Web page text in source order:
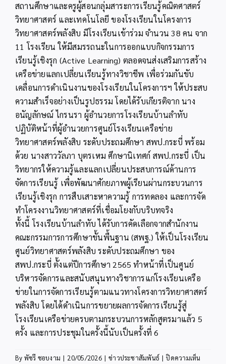
สถานศึกษาและครูผู้สอนกลุ่มสาระการเรียนรู้คณิตศาสตร์
วิทยาศาสตร์ และเทคโนโลยี ของโรงเรียนในโครงการ
วิทยาศาสตร์พลังสิบ มีโรงเรียนเข้าร่วม จำนวน 38 คน จาก
11 โรงเรียน ให้มีสมรรถนะในการออกแบบกิจกรรมการ
เรียนรู้เชิงรุก (Active Learning) ตลอดจนส่งเสริมการสร้าง
เครือข่ายแลกเปลี่ยนเรียนรู้ทางวิชาชีพ เพื่อร่วมกันขับ
เคลื่อนการดำเนินงานของโรงเรียนในโครงการฯ ให้ประสบ
ความสำเร็จอย่างเป็นรูปธรรม โดยได้รับเกียรติจาก นาง
อนัญลักษณ์ ไกรนรา ผู้อำนวยการโรงเรียนบ้านลำทับ
ปฏิบัติหน้าที่ผู้อำนวยการศูนย์โรงเรียนเครือข่าย
วิทยาศาสตร์พลังสิบ ระดับประถมศึกษา สพป.กระบี่ พร้อม
ด้วย นางสาววัลภา บุตรเหม ศึกษานิเทศก์ สพป.กระบี่ เป็น
วิทยากรให้ความรู้และแลกเปลี่ยนประสบการณ์ด้านการ
จัดการเรียนรู้ เพื่อพัฒนาศักยภาพผู้เรียนผ่านกระบวนการ
เรียนรู้เชิงรุก การสืบเสาะหาความรู้ การทดลอง และการจัด
ทำโครงงานวิทยาศาสตร์ที่เชื่อมโยงกับบริบทจริง
ทั้งนี้ โรงเรียนบ้านลำทับ ได้รับการคัดเลือกจากสำนักงาน
คณะกรรมการการศึกษาขั้นพื้นฐาน (สพฐ.) ให้เป็นโรงเรียน
ศูนย์วิทยาศาสตร์พลังสิบ ระดับประถมศึกษา ของ
สพป.กระบี่ ตั้งแต่ปีการศึกษา 2565 ทำหน้าที่เป็นศูนย์
บริหารจัดการและสนับสนุนทางวิชาการแก่โรงเรียนเครือ
ข่ายในการจัดการเรียนรู้ตามแนวทางโครงการวิทยาศาสตร์
พลังสิบ โดยได้ดำเนินการขยายผลการจัดการเรียนรู้สู่
โรงเรียนเครือข่ายครบตามกระบวนการหลักสูตรมาแล้ว 5
ครั้ง และการประชุมในครั้งนี้นับเป็นครั้งที่ 6
By พัชรี ชอบงาม | 20/05/2026 | ข่าวประชาสัมพันธ์ | ปิดความเห็น